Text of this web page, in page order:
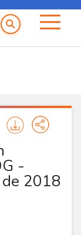
-
2018